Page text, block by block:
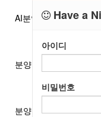
AI분양/투자분석
분양분석진단
분양 단체계약 서비스
Have a
아이디
비밀번호